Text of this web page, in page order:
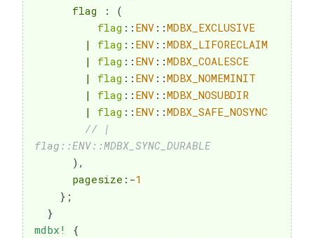
      flag
:
(
flag :: ENV ::MDBX_EXCLUSIVE
|
flag :: ENV ::MDBX_LIFORECLAIM
|
flag :: ENV ::MDBX_COALESCE
|
flag :: ENV ::MDBX_NOMEMINIT
|
flag :: ENV ::MDBX_NOSUBDIR
|
flag :: ENV ::MDBX_SAFE_NOSYNC
// |
flag::ENV::MDBX_SYNC_DURABLE
) ,
      pagesize
: -1
} ;
}
mdbx!
{